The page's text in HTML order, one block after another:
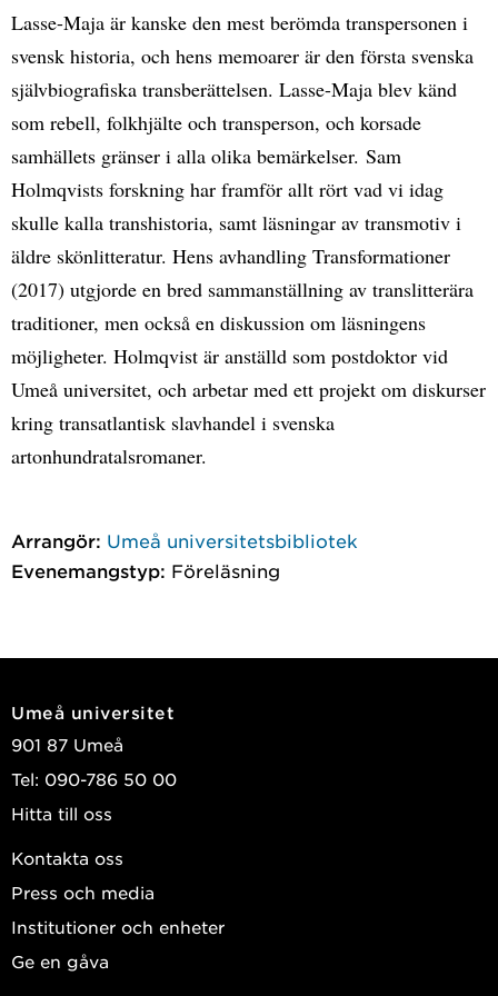
Lasse-Maja är kanske den mest berömda transpersonen i
svensk historia, och hens memoarer är den första svenska
självbiografiska transberättelsen. Lasse-Maja blev känd
som rebell, folkhjälte och transperson, och korsade
samhällets gränser i alla olika bemärkelser. Sam
Holmqvists forskning har framför allt rört vad vi idag
skulle kalla transhistoria, samt läsningar av transmotiv i
äldre skönlitteratur. Hens avhandling Transformationer
(2017) utgjorde en bred sammanställning av translitterära
traditioner, men också en diskussion om läsningens
möjligheter. Holmqvist är anställd som postdoktor vid
Umeå universitet, och arbetar med ett projekt om diskurser
kring transatlantisk slavhandel i svenska
artonhundratalsromaner.
Arrangör: Umeå universitetsbibliotek
Evenemangstyp: Föreläsning
Umeå universitet
901 87 Umeå
Tel: 090-786 50 00
Hitta till oss
Kontakta oss
Press och media
Institutioner och enheter
Ge en gåva